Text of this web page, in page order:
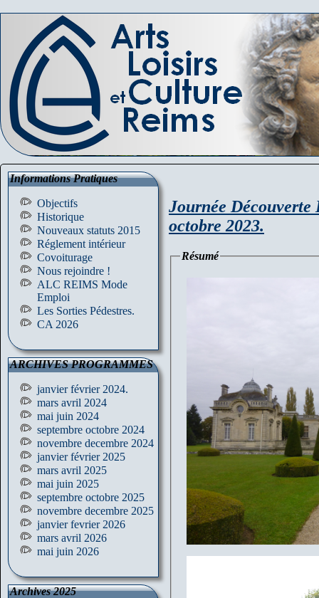
Informations Pratiques
Objectifs
Historique
Nouveaux statuts 2015
Réglement intérieur
Covoiturage
Nous rejoindre !
ALC REIMS Mode
Emploi
Les Sorties Pédestres.
CA 2026
ARCHIVES PROGRAMMES
janvier février 2024.
mars avril 2024
mai juin 2024
septembre octobre 2024
novembre decembre 2024
janvier février 2025
mars avril 2025
mai juin 2025
septembre octobre 2025
novembre decembre 2025
janvier fevrier 2026
mars avril 2026
mai juin 2026
Archives 2025
Journée
octobre 2023.
Résumé